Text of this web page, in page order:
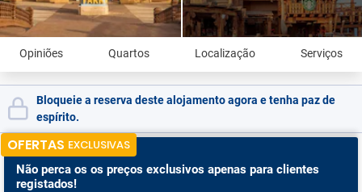
Opiniões Quartos Localização Serviços
Bloqueie a reserva deste alojamento agora e tenha paz de
espírito.
OFERTAS EXCLUSIVAS
Não perca os os preços exclusivos apenas para clientes
registados!